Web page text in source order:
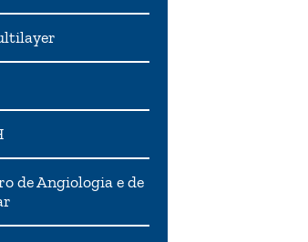
de Angiologia e de